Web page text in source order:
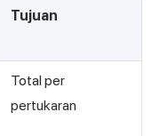
Tujuan
Total per
pertukaran